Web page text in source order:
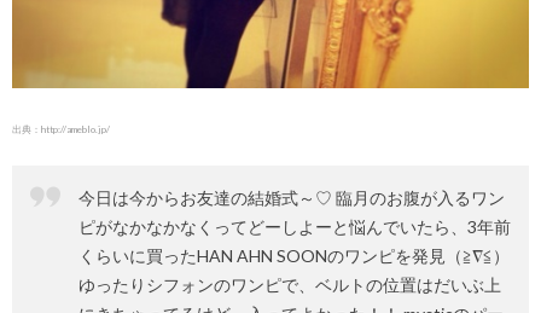
出典： http://ameblo.jp/
今日は今からお友達の結婚式～♡ 臨月のお腹が入るワン
ピがなかなかなくってどーしよーと悩んでいたら、3年前
くらいに買ったHAN AHN SOONのワンピを発見（≧∇≦）
ゆったりシフォンのワンピで、ベルトの位置はだいぶ上